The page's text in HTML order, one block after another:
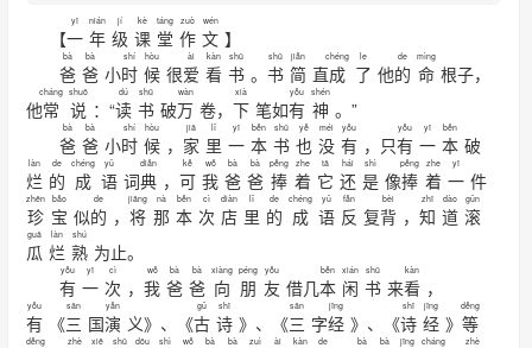
【一
yī
年
nián
级
jí
课
kè
堂
táng
作
zuò
文
wén
】
爸
bà
爸
bà
小时
shí
候
hòu
很爱
ài
看
kàn
书
shū
。 书
shū
简
jiǎn
直成
chéng
了
le
他的
de
命
mìng
根子，
他常
cháng
说
shuō
：“读
dú
书
shū
破万
wàn
卷， 下
xià
笔如有
yǒu
神
shén
。”
爸
bà
爸
bà
小时
shí
候
hòu
， 家
jiā
里
lǐ
一
yī
本
běn
书
shū
也
yě
没
méi
有
yǒu
，只有
yǒu
一
yī
本
běn
破
烂
làn
的
de
成
chéng
语
yǔ
词典
diǎn
， 可
kě
我
wǒ
爸
bà
爸
bà
捧
pěng
着
zhe
它
tā
还
hái
是
shì
像捧
pěng
着
zhe
一
yī
件
珍
zhēn
宝
bǎo
似的
de
， 将
jiāng
那
nà
本
běn
次
cì
店
diàn
里
lǐ
的
de
成
chéng
语
yǔ
反
fǎn
复背
bèi
， 知
zhī
道
dào
滚
gǔn
瓜
guā
烂
làn
熟
shú
为止。
有
yǒu
一
yī
次
cì
， 我
wǒ
爸
bà
爸
bà
向
xiàng
朋
péng
友
yǒu
借几本
běn
闲
xián
书
shū
来看
kàn
，
有
yǒu
《三
sān
国演
yǎn
义》、《古
gǔ
诗
shī
》、《三
sān
字经
jīng
》、《诗
shī
经
jīng
》 等
děng
děng zhè xiē shū dōu shì wǒ bà bà zuì ài kàn de bà bà jīng cháng zhè